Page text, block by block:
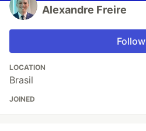
Alexandre Freire
Follow
LOCATION
Brasil
JOINED